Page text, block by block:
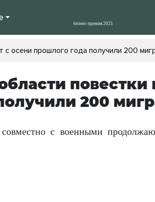
с осени прошлого года получили 200
повестки
200
с военными